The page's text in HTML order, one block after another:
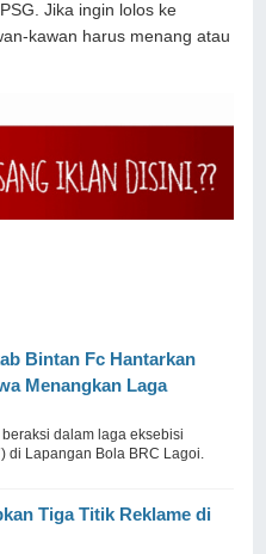
Jika ingin lolos ke
kawan harus menang atau
Bintan Fc Hantarkan
Menangkan Laga
dalam laga eksebisi
di Lapangan Bola BRC Lagoi.
Tiga Titik Reklame di